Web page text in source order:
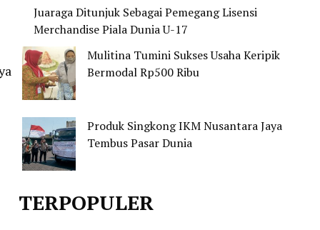
Juaraga Ditunjuk Sebagai Pemegang Lisensi
Merchandise Piala Dunia U-17
Mulitina Tumini Sukses Usaha Keripik
Bermodal Rp500 Ribu
Produk Singkong IKM Nusantara Jaya
Tembus Pasar Dunia
TERPOPULER